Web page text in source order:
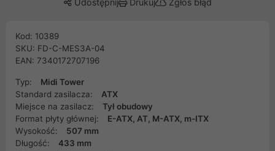
Udostępnij Drukuj Zgłoś błąd
Kod: 10389
SKU: FD-C-MES3A-04
EAN: 7340172707196
Typ:
Midi Tower
Standard zasilacza:
ATX
Miejsce na zasilacz:
Tył obudowy
Format płyty głównej:
E-ATX, AT, M-ATX, m-ITX
Wysokość:
507 mm
Długość:
433 mm